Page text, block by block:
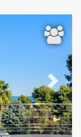
Next